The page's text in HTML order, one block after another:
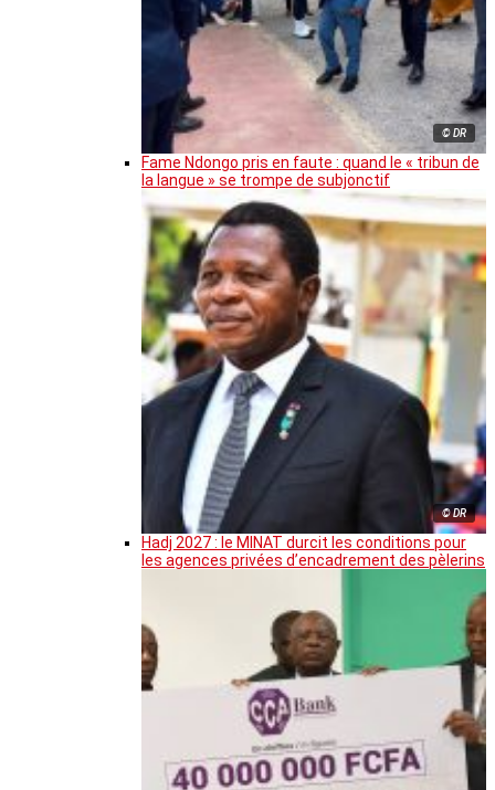
© DR
Fame Ndongo pris en faute : quand le « tribun de
la langue » se trompe de subjonctif
© DR
Hadj 2027 : le MINAT durcit les conditions pour
les agences privées d’encadrement des pèlerins